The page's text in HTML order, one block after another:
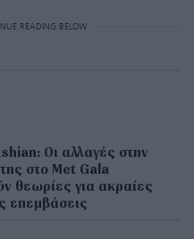
READING BELOW
Οι αλλαγές στην
στο Met Gala
θεωρίες για ακραίες
επεμβάσεις